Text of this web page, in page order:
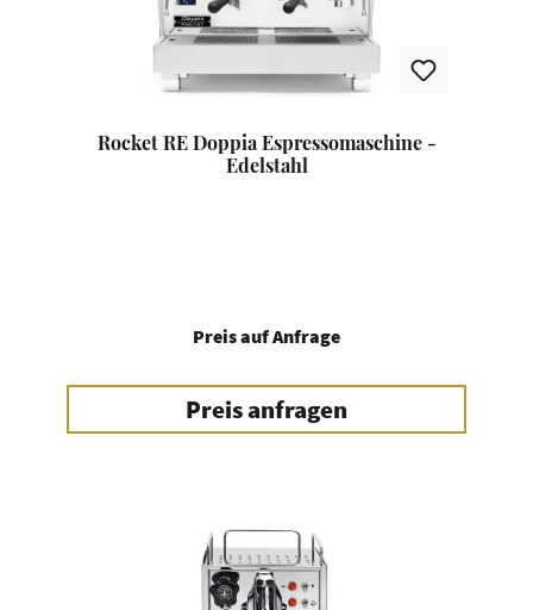
Rocket RE Doppia Espressomaschine -
Edelstahl
Preis auf Anfrage
Preis anfragen